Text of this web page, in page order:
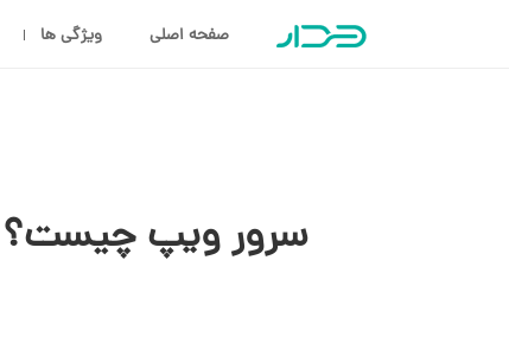
صفحه اصلی ویژگی ها